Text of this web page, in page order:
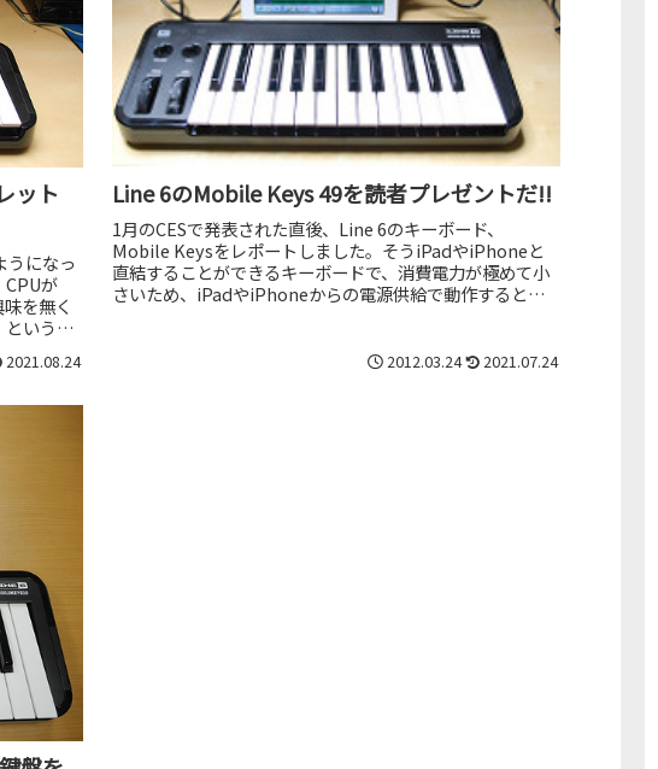
ット
うになっ
が
を無く
という話
2021.08.24
Line 6のMobile Keys 49を読者プレゼントだ!!
1月のCESで発表された直後、Line 6のキーボード、
Mobile Keysをレポートしました。そうiPadやiPhoneと
直結することができるキーボードで、消費電力が極めて小
さいため、iPadやiPhoneからの電源供給で動作するとい
2012.03.24 2021.07.24